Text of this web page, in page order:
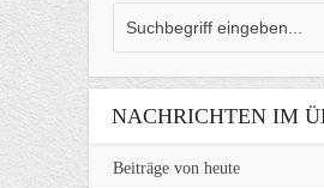
NACHRICHTEN IM
Beiträge von heute